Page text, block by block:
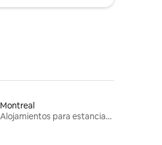
Montreal
Alojamientos para estancias largas